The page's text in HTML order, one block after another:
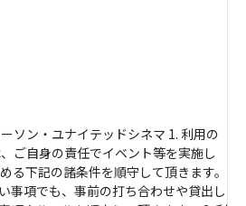
ソン・ユナイテッドシネマ 1. 利用の
ご自身の責任でイベント等を実施し
る下記の諸条件を順守して頂きます。
事項でも、事前の打ち合わせや貸出し